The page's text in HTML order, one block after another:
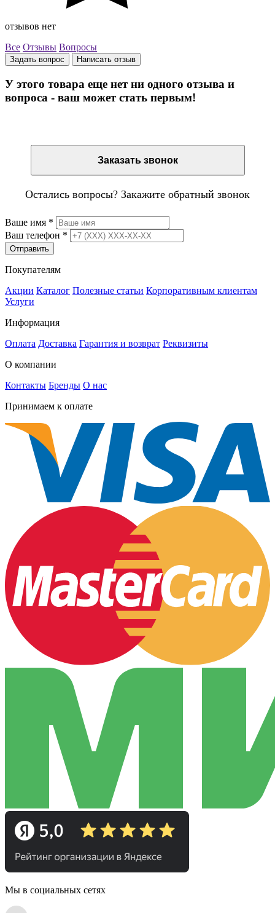
отзывов нет
Все Отзывы Вопросы
Задать вопрос Написать отзыв
У этого товара еще нет ни одного отзыва и
вопроса - ваш может стать первым!
Заказать звонок
Остались вопросы? Закажите обратный звонок
Ваше имя *
Ваш телефон *
Отправить
Покупателям
Акции Каталог Полезные статьи Корпоративным клиентам
Услуги
Информация
Оплата Доставка Гарантия и возврат Реквизиты
О компании
Контакты Бренды О нас
Принимаем к оплате
Мы в социальных сетях